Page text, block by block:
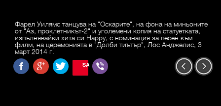
Фарел Уилямс танцува на "Оскарите", на фона на миньоните
от "Аз, проклетникът-2" и уголемени копия на статуетката,
изпълнявайки хита си Happy, с номинация за песен към
филм, на церемонията в "Долби тиътър", Лос Анджелис, 3
март 2014 г.
SAVE